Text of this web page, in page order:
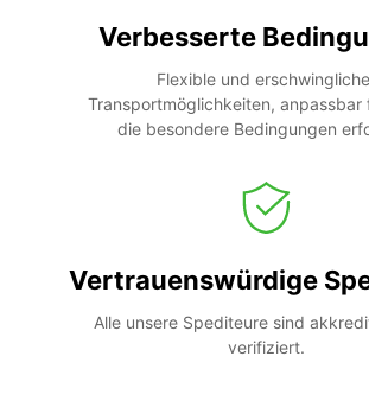
Verbesserte
Flexible und erschwingliche
Transportmöglichkeiten, anpassbar
die besondere Bedingungen
Vertrauenswürdige
Alle unsere Spediteure sind
verifiziert.